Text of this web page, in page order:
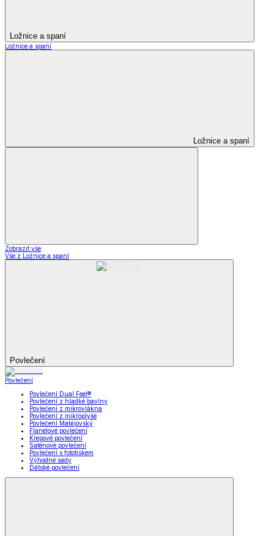
Ložnice a spaní
Ložnice a spaní
Ložnice a spaní
Zobrazit vše
Vše z Ložnice a spaní
Povlečení
Povlečení
Povlečení Dual Feel®
Povlečení z hladké bavlny
Povlečení z mikrovlákna
Povlečení z mikroplyše
Povlečení Matějovský
Flanelové povlečení
Krepové povlečení
Saténové povlečení
Povlečení s fototiskem
Výhodné sady
Dětské povlečení